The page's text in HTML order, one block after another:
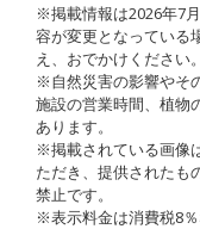
※掲載情報は2026年7
容が変更となっている
え、おでかけください。
※自然災害の影響やそ
施設の営業時間、植物
あります。
※掲載されている画像
ただき、提供されたも
禁止です。
※表示料金は消費税8％